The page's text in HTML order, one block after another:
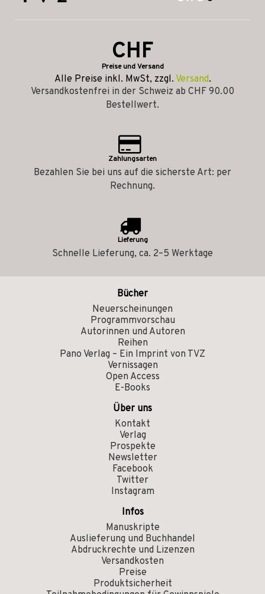
CHF
Preise und Versand
Alle Preise inkl. MwSt, zzgl. Versand.
Versandkostenfrei in der Schweiz ab CHF 90.00
Bestellwert.
Zahlungsarten
Bezahlen Sie bei uns auf die sicherste Art: per
Rechnung.
Lieferung
Schnelle Lieferung, ca. 2–5 Werktage
Bücher
Neuerscheinungen
Programmvorschau
Autorinnen und Autoren
Reihen
Pano Verlag – Ein Imprint von TVZ
Vernissagen
Open Access
E-Books
Über uns
Kontakt
Verlag
Prospekte
Newsletter
Facebook
Twitter
Instagram
Infos
Manuskripte
Auslieferung und Buchhandel
Abdruckrechte und Lizenzen
Versandkosten
Preise
Produktsicherheit